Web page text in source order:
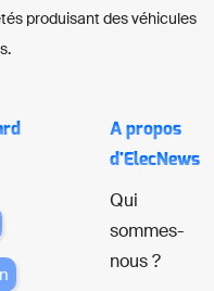
produisant des véhicules
A propos
d'ElecNews
Qui
sommes-
nous ?